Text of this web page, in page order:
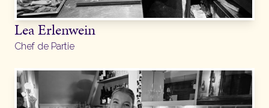
Lea Erlenwein
Chef de Partie